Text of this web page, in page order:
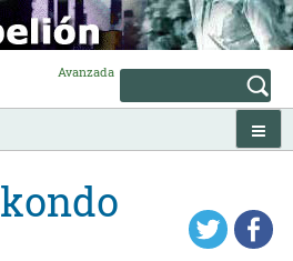
Avanzada